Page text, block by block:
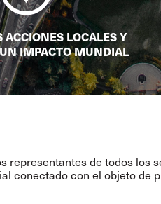
LOCALES Y
IMPACTO MUNDIAL
representantes de todos los
conectado con el objeto de